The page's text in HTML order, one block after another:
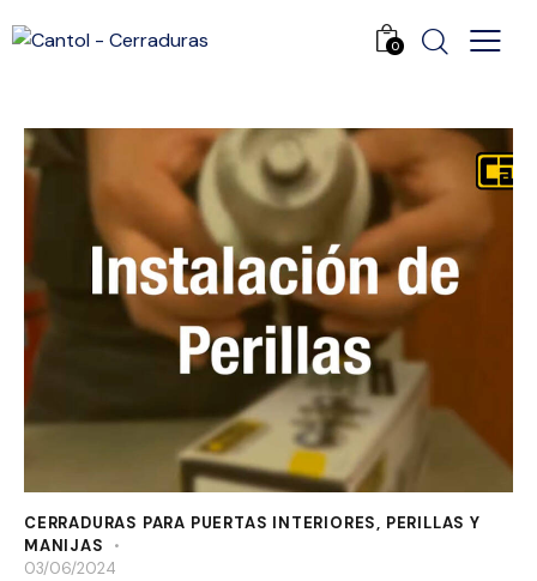
0
CERRADURAS PARA PUERTAS INTERIORES, PERILLAS Y
MANIJAS
03/06/2024